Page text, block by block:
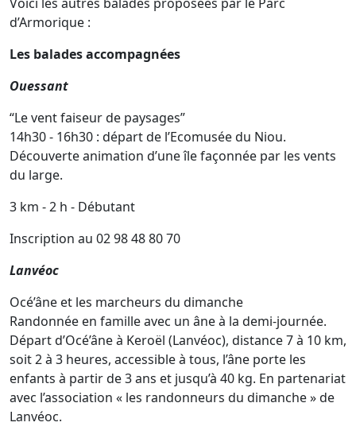
d’Armorique :
Les balades accompagnées
Ouessant
“Le vent faiseur de paysages”
14h30 - 16h30 : départ de l’Ecomusée du Niou.
Découverte animation d’une île façonnée par les vents
du large.
3 km - 2 h - Débutant
Inscription au 02 98 48 80 70
Lanvéoc
Océ’âne et les marcheurs du dimanche
Randonnée en famille avec un âne à la demi-journée.
Départ d’Océ’âne à Keroël (Lanvéoc), distance 7 à 10 km,
soit 2 à 3 heures, accessible à tous, l’âne porte les
enfants à partir de 3 ans et jusqu’à 40 kg. En partenariat
avec l’association « les randonneurs du dimanche » de
Lanvéoc.